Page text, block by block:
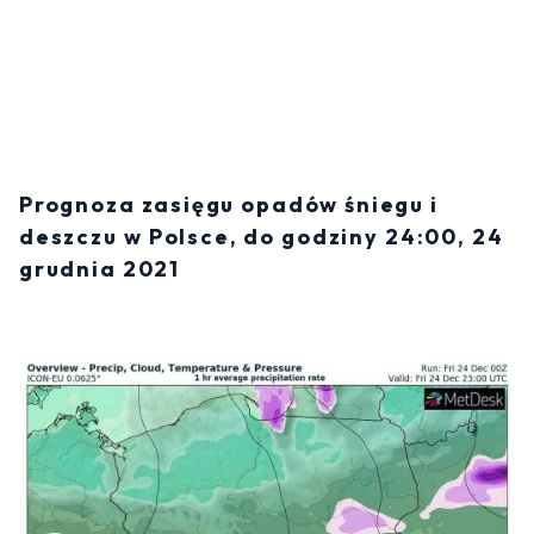
Prognoza zasięgu opadów śniegu i
deszczu w Polsce, do godziny 24:00, 24
grudnia 2021